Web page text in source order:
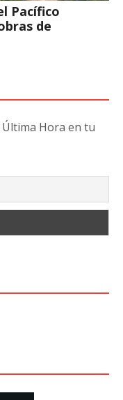
Pacífico
de
Hora en tu